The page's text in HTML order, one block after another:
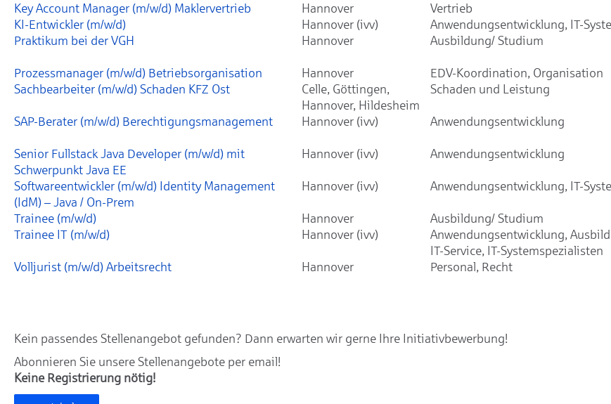
Key Account Manager (m/w/d) Maklervertrieb
Hannover Vertrieb
KI-Entwickler (m/w/d)
Hannover (ivv) Anwendungsentwicklung, IT-
Praktikum bei der VGH
Hannover Ausbildung/ Studium
Prozessmanager (m/w/d) Betriebsorganisation
Hannover EDV-Koordination, Organisation
Sachbearbeiter (m/w/d) Schaden KFZ Ost
Celle, Göttingen,
Hannover, Hildesheim
Schaden und Leistung
SAP-Berater (m/w/d) Berechtigungsmanagement Hannover (ivv) Anwendungsentwicklung
Senior Fullstack Java Developer (m/w/d) mit
Schwerpunkt Java EE
Hannover (ivv) Anwendungsentwicklung
Softwareentwickler (m/w/d) Identity Management
(IdM) – Java / On-Prem
Hannover (ivv) Anwendungsentwicklung, IT-
Trainee (m/w/d) Hannover Ausbildung/ Studium
Trainee IT (m/w/d)
Hannover (ivv)
Anwendungsentwicklung,
IT-Service, IT-Systemspezialisten
Volljurist (m/w/d) Arbeitsrecht Hannover Personal, Recht
Kein passendes Stellenangebot gefunden? Dann erwarten wir gerne Ihre Initiativbewerbung!
Abonnieren Sie unsere Stellenangebote per email!
Keine Registrierung nötig!